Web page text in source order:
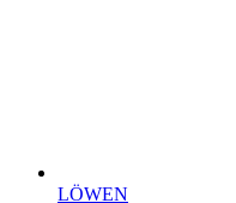
LÖWEN